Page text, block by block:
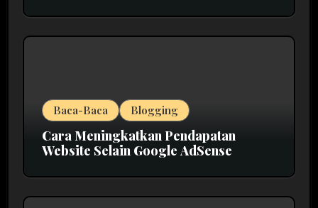
Baca-Baca Blogging
Cara Meningkatkan Pendapatan
Website Selain Google AdSense